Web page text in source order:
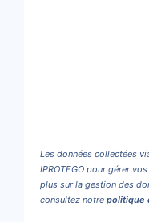
Les données collectées
IPROTEGO pour gérer
plus sur la gestion des
consultez notre politique